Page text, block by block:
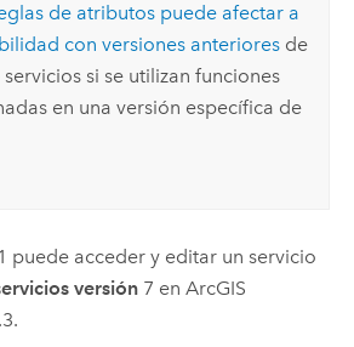
de atributos puede afectar a
con versiones anterioresde
si se utilizan funciones
en una versión específica de
puede acceder y editar un servicio
versión 7 enArcGIS